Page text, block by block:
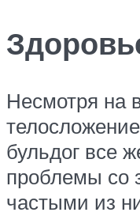
Несмотря на
бульдог все
проблемы со
частыми из